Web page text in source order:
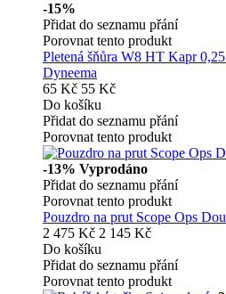
-15%
Přidat do seznamu přání
Porovnat tento produkt
Pletená šňůra W8 HT Kapr
Dyneema
65 Kč 55 Kč
Do košíku
Přidat do seznamu přání
Porovnat tento produkt
-13% Vyprodáno
Přidat do seznamu přání
Porovnat tento produkt
Pouzdro na prut Scope Ops
2 475 Kč 2 145 Kč
Do košíku
Přidat do seznamu přání
Porovnat tento produkt